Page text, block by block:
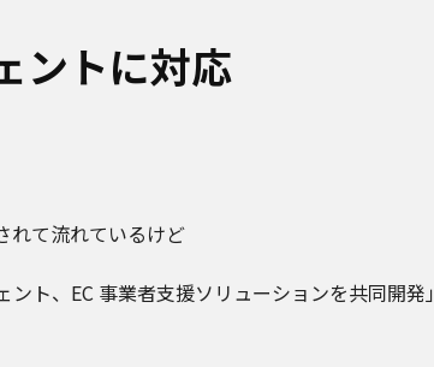
イトへ
ントに対応
れて流れているけど
ト、EC 事業者支援ソリューションを共同開発」